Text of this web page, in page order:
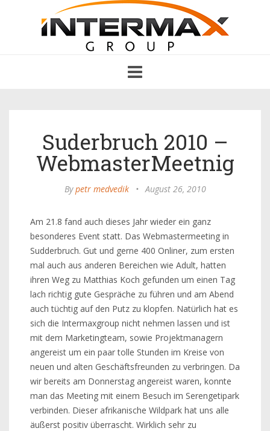
navigation
Suderbruch 2010 –
WebmasterMeetnig
Bypetr medvedik • August 26, 2010
Am 21.8 fand auch dieses Jahr wieder ein ganz
besonderes Event statt. Das Webmastermeeting in
Sudderbruch. Gut und gerne 400 Onliner, zum ersten
mal auch aus anderen Bereichen wie Adult, hatten
ihren Weg zu Matthias Koch gefunden um einen Tag
lach richtig gute Gespräche zu führen und am Abend
auch tüchtig auf den Putz zu klopfen. Natürlich hat es
sich die Intermaxgroup nicht nehmen lassen und ist
mit dem Marketingteam, sowie Projektmanagern
angereist um ein paar tolle Stunden im Kreise von
neuen und alten Geschäftsfreunden zu verbringen. Da
wir bereits am Donnerstag angereist waren, konnte
man das Meeting mit einem Besuch im Serengetipark
verbinden. Dieser afrikanische Wildpark hat uns alle
äußerst positiv überrascht. Wirklich sehr zu